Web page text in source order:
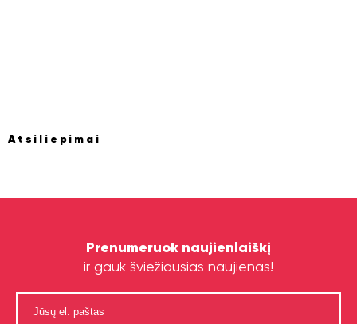
Atsiliepimai
Prenumeruok naujienlaiškį
ir gauk šviežiausias naujienas!